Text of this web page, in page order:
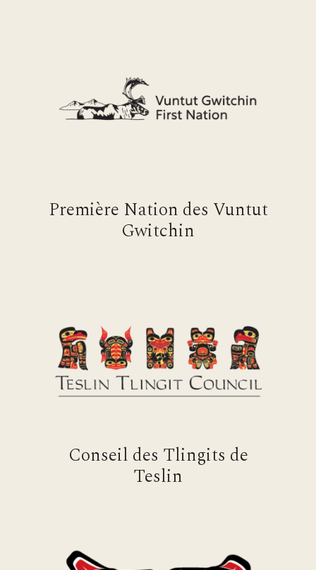
Première Nation des Vuntut
Gwitchin
Conseil des Tlingits de
Teslin